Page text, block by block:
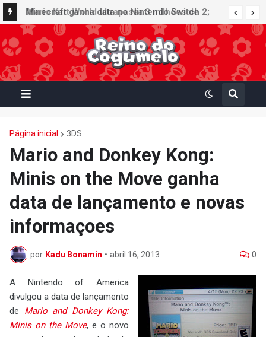
Mario Kart World ultrapassa 3 milhões de
unidades vendidas no Japão e figura no top 30
da Famitsu
Minecraft ganha data no Nintendo Switch 2;
Super Mario Mash-Up receberá atualização
gráfica exclusiva
Página inicial 3DS
Mario and Donkey Kong:
Minis on the Move ganha
data de lançamento e novas
informaçoes
por Kadu Bonamin • abril 16, 2013 0
A Nintendo of America
divulgou a data de lançamento
de Mario and Donkey Kong:
Minis on the Move, e o novo